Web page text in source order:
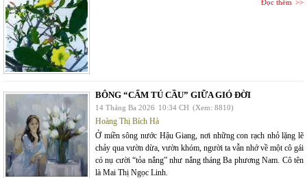
Đọc thêm
BÔNG “CẨM TÚ CẦU” GIỮA GIÓ ĐỜI
14 Tháng Ba 2026 10:34 CH (Xem: 8810)
Hoàng Thị Bích Hà
Ở miền sông nước Hậu Giang, nơi những con rạch nhỏ lặng lẽ
chảy qua vườn dừa, vườn khóm, người ta vẫn nhớ về một cô gái
có nụ cười “tỏa nắng” như nắng tháng Ba phương Nam. Cô tên
là Mai Thị Ngọc Linh.